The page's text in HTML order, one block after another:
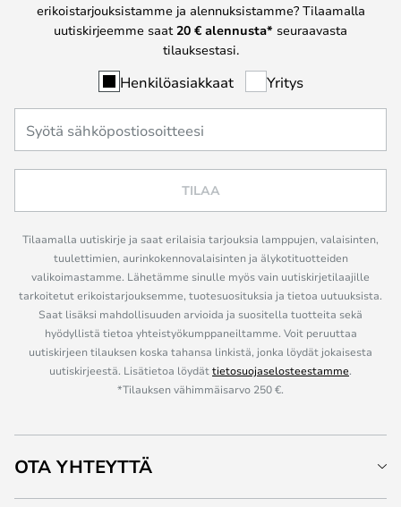
erikoistarjouksistamme ja alennuksistamme? Tilaamalla
uutiskirjeemme saat 20 € alennusta* seuraavasta
tilauksestasi.
Henkilöasiakkaat Yritys
TILAA
Tilaamalla uutiskirje ja saat erilaisia tarjouksia lamppujen, valaisinten,
tuulettimien, aurinkokennovalaisinten ja älykotituotteiden
valikoimastamme. Lähetämme sinulle myös vain uutiskirjetilaajille
tarkoitetut erikoistarjouksemme, tuotesuosituksia ja tietoa uutuuksista.
Saat lisäksi mahdollisuuden arvioida ja suositella tuotteita sekä
hyödyllistä tietoa yhteistyökumppaneiltamme. Voit peruuttaa
uutiskirjeen tilauksen koska tahansa linkistä, jonka löydät jokaisesta
uutiskirjeestä. Lisätietoa löydättietosuojaselosteestamme.
*Tilauksen vähimmäisarvo 250 €.
OTA YHTEYTTÄ